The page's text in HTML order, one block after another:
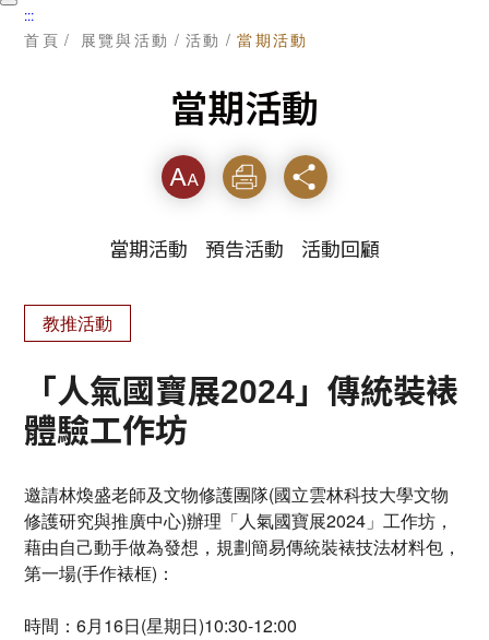
暫
停
:::
首頁 展覽與活動 活動 當期活動
當期活動
字級 列印 分享
當期活動 預告活動 活動回顧
教推活動
「人氣國寶展2024」傳統裝裱
體驗工作坊
邀請林煥盛老師及文物修護團隊(國立雲林科技大學文物
修護研究與推廣中心)辦理「人氣國寶展2024」工作坊，
藉由自己動手做為發想，規劃簡易傳統裝裱技法材料包，
第一場(手作裱框)：
時間：6月16日(星期日)10:30-12:00